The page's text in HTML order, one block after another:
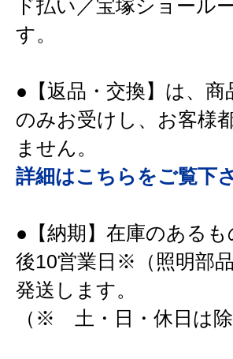
ド払い／宝塚ショール
す。
●【返品・交換】は、
のみお受けし、お客様
ません。
詳細はこちらをご覧下さ
●【納期】在庫のある
後10営業日※（照明部
発送します。
（※ 土・日・休日は除